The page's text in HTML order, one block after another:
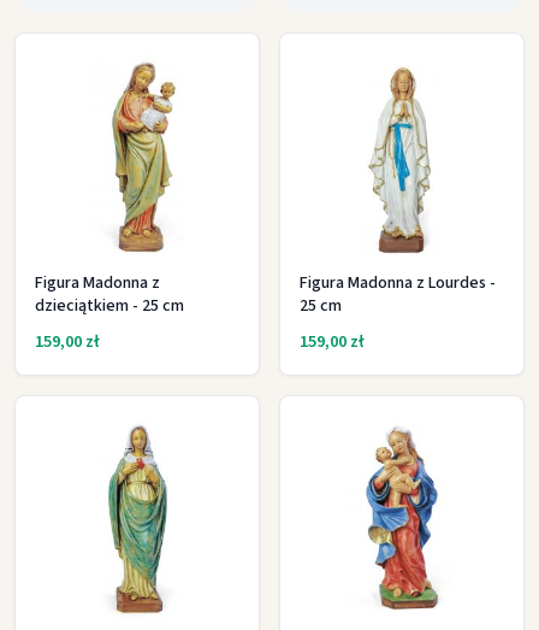
Figura Madonna z
dzieciątkiem - 25 cm
159,00 zł
Figura Madonna z Lourdes -
25 cm
159,00 zł